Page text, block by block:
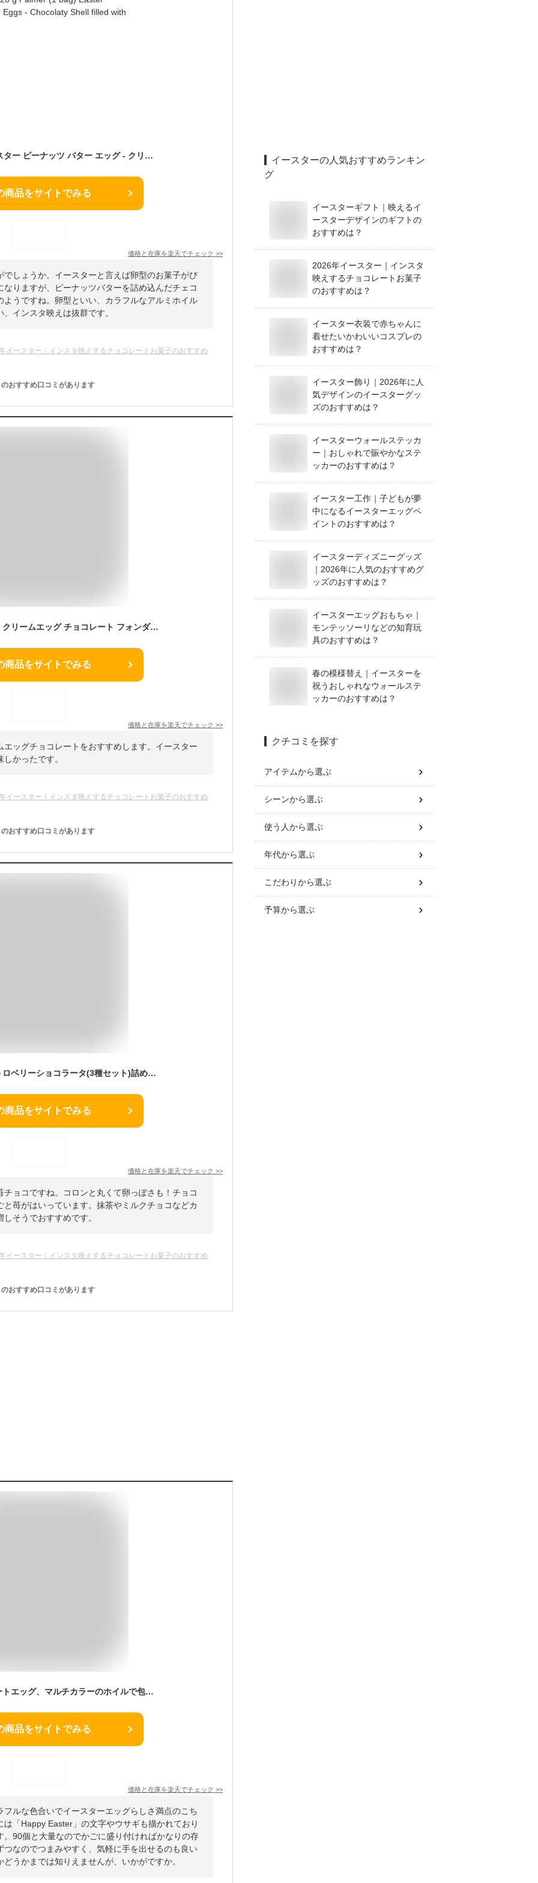
パーマー (1 袋) イースター ピーナッツ バター エッグ - クリーミーなホームスタイル ピーナッツ バターを詰めたチョコレート シェル - 4.5 オンス / 128 g Palmer (1 bag) Easter Peanut Butter Eggs - Chocolaty Shell filled with Cre
商品をサイトでみる
価格と在庫を楽天でチェック >>
しょうか。イースターと言えば卵型のお菓子がぴ
りますが、ピーナッツバターを詰め込んだチェコ
うですね。卵型といい、カラフルなアルミホイル
インスタ映えは抜群です。
イースター｜インスタ映えするチョコレートお菓子のおすすめ
のおすすめ口コミがあります
[限定版]キャドバリー クリームエッグ チョコレート フォンダン イースター キャンディ 34g 5個 Cadbury Creme Egg Chocolate with Fondant Easter Candy, Eggs 1.2 oz, 5 Count 【お取り寄せ商品】
商品をサイトでみる
価格と在庫を楽天でチェック >>
ッグチョコレートをおすすめします。イースター
かったです。
イースター｜インスタ映えするチョコレートお菓子のおすすめ
のおすすめ口コミがあります
【送料無料】贅沢ストロベリーショコラータ(3種セット)詰め合わせ チョコレート お中元 プレゼント 苺チョコ ギフト チョコ ストロベリーチョコレート 苺トリュフ お菓子 いちご フルーツチョコ 小分け キャラメル 抹茶 あまおう苺 ミルクチョコ 抹茶チョコ スイーツ 個
商品をサイトでみる
価格と在庫を楽天でチェック >>
ョコですね。コロンと丸くて卵っぽさも！チョコ
苺がはいっています。抹茶やミルクチョコなどカ
そうでおすすめです。
イースター｜インスタ映えするチョコレートお菓子のおすすめ
のおすすめ口コミがあります
イースターチョコレートエッグ、マルチカラーのホイルで包まれたミルクチョコレート、イースターエッグボックス入り、1ポンド、約90個の卵 The Dreidel Company Easter Chocolate Eggs, Multicolored Foil Wrapped Milk Chocolate In Easter Egg Box, 1lb
商品をサイトでみる
価格と在庫を楽天でチェック >>
ルな色合いでイースターエッグらしさ満点のこち
「Happy Easter」の文字やウサギも描かれており
90個と大量なのでかごに盛り付ければかなりの存
なのでつまみやすく、気軽に手を出せるのも良い
うかまでは知りえませんが、いかがですか。
イースターの人気おすすめランキン
グ
イースターギフト｜映えるイ
ースターデザインのギフトの
おすすめは？
2026年イースター｜インスタ
映えするチョコレートお菓子
のおすすめは？
イースター衣装で赤ちゃんに
着せたいかわいいコスプレの
おすすめは？
イースター飾り｜2026年に人
気デザインのイースターグッ
ズのおすすめは？
イースターウォールステッカ
ー｜おしゃれで賑やかなステ
ッカーのおすすめは？
イースター工作｜子どもが夢
中になるイースターエッグペ
イントのおすすめは？
イースターディズニーグッズ
｜2026年に人気のおすすめグ
ッズのおすすめは？
イースターエッグおもちゃ｜
モンテッソーリなどの知育玩
具のおすすめは？
春の模様替え｜イースターを
祝うおしゃれなウォールステ
ッカーのおすすめは？
クチコミを探す
アイテムから選ぶ
シーンから選ぶ
使う人から選ぶ
年代から選ぶ
こだわりから選ぶ
予算から選ぶ